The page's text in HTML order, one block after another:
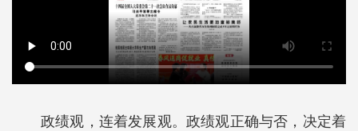
政绩观，连着发展观。政绩观正确与否，决定着